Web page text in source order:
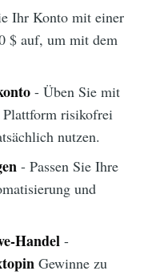
Ihr Konto mit einer
$ auf, um mit dem
- Üben Sie mit
risikofrei
nutzen.
- Passen Sie Ihre
und
Handel-
Gewinne zu